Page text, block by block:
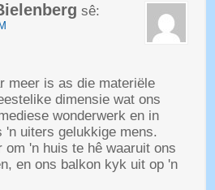
sê:
meer is as die materiële
dimensie wat ons
wonderwerk en in
'n uiters gelukkige mens.
'n huis te hê waaruit ons
en ons balkon kyk uit op 'n